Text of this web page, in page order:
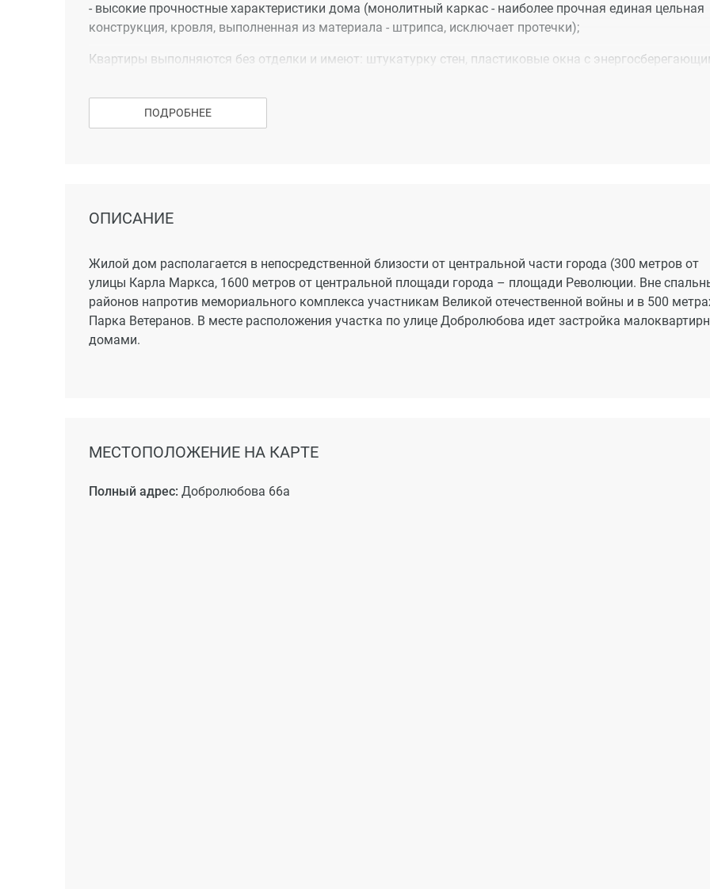
- высокие прочностные характеристики дома (монолитный каркас - наиболее прочная единая цельная
конструкция, кровля, выполненная из материала - штрипса, исключает протечки);
Квартиры выполняются без отделки и имеют: штукатурку стен, пластиковые окна с
Планировки:ПОДРОБНЕЕ
ОПИСАНИЕ
Жилой дом располагается в непосредственной близости от центральной части города (300 метров от
улицы Карла Маркса, 1600 метров от центральной площади города – площади Революции. Вне
районов напротив мемориального комплекса участникам Великой отечественной войны и в 500
Парка Ветеранов. В месте расположения участка по улице Добролюбова идет застройка
домами.
МЕСТОПОЛОЖЕНИЕ НА КАРТЕ
Полный адрес: Добролюбова 66а